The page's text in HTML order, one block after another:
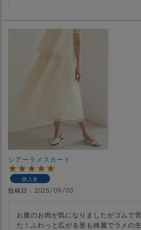
シアーラメスカート
購入者
投稿日 2025/09/03
お腹のお肉が気になりましたがゴムで
た！ふわっと広がる形も綺麗でラメの